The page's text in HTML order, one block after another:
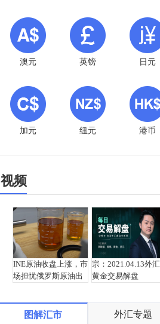
澳元 英镑 日元
加元 纽元 港币
视频
INE原油收盘上涨，市
场担忧俄罗斯原油出
宗：2021.04.13外汇
黄金交易解盘
图解汇市 外汇专题